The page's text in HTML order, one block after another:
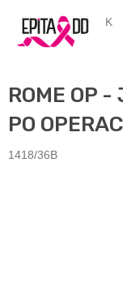
obsah
CZK
ROME OP
PO
1418/36B